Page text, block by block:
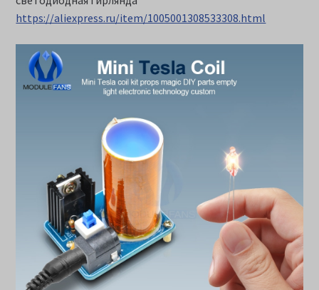
https://aliexpress.ru/item/1005001308533308.html